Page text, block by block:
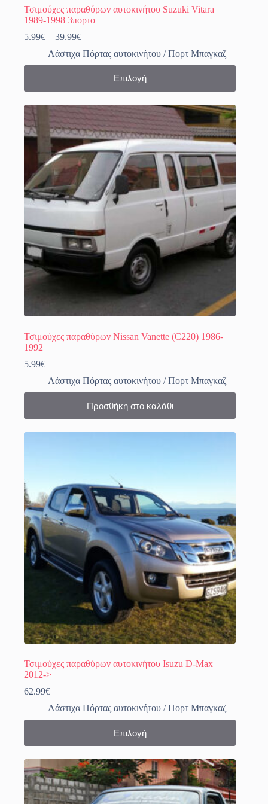
Τσιμούχες παραθύρων αυτοκινήτου Suzuki Vitara
1989-1998 3πορτο
5.99€ – 39.99€Price
5.99€
through
Λάστιχα Πόρτας αυτοκινήτου / Πορτ Μπαγκαζ
Επιλογή
Αυτό
προϊόν
πολλαπλές
παραλλαγές.
Οι
επιλογές
μπορούν
επιλεγούν
στη
σελίδα
του
Τσιμούχες παραθύρων Nissan Vanette (C220) 1986-
1992
5.99€
Λάστιχα Πόρτας αυτοκινήτου / Πορτ Μπαγκαζ
Προσθήκη στο καλάθι
Τσιμούχες παραθύρων αυτοκινήτου Isuzu D-Max
2012->
62.99€
Λάστιχα Πόρτας αυτοκινήτου / Πορτ Μπαγκαζ
Επιλογή
Αυτό
προϊόν
έχει
πολλαπλές
παραλλαγές.
Οι
επιλογές